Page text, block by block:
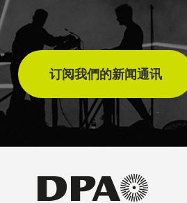
订阅我們的新闻通讯